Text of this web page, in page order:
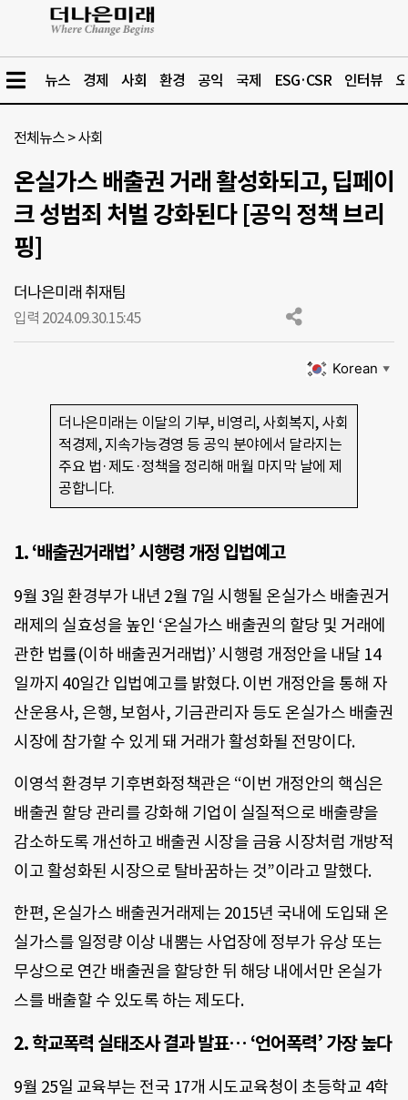
뉴스 경제 사회 환경 공익 국제 ESG·CSR 인터뷰
전체뉴스 >사회
온실가스 배출권 거래 활성화되고, 딥페이
크 성범죄 처벌 강화된다 [공익 정책 브리
핑]
더나은미래 취재팀
입력 2024.09.30.15:45
Korean ▼
더나은미래는 이달의 기부, 비영리, 사회복지, 사회
적경제, 지속가능경영 등 공익 분야에서 달라지는
주요 법·제도·정책을 정리해 매월 마지막 날에 제
공합니다.
1. ‘배출권거래법’ 시행령 개정 입법예고
9월 3일 환경부가 내년 2월 7일 시행될 온실가스 배출권거
래제의 실효성을 높인 ‘온실가스 배출권의 할당 및 거래에
관한 법률(이하 배출권거래법)’ 시행령 개정안을 내달 14
일까지 40일간 입법예고를 밝혔다. 이번 개정안을 통해 자
산운용사, 은행, 보험사, 기금관리자 등도 온실가스 배출권
시장에 참가할 수 있게 돼 거래가 활성화될 전망이다.
이영석 환경부 기후변화정책관은 “이번 개정안의 핵심은
배출권 할당 관리를 강화해 기업이 실질적으로 배출량을
감소하도록 개선하고 배출권 시장을 금융 시장처럼 개방적
이고 활성화된 시장으로 탈바꿈하는 것”이라고 말했다.
한편, 온실가스 배출권거래제는 2015년 국내에 도입돼 온
실가스를 일정량 이상 내뿜는 사업장에 정부가 유상 또는
무상으로 연간 배출권을 할당한 뒤 해당 내에서만 온실가
스를 배출할 수 있도록 하는 제도다.
2. 학교폭력 실태조사 결과 발표… ‘언어폭력’ 가장 높다
9월 25일 교육부는 전국 17개 시도교육청이 초등학교 4학